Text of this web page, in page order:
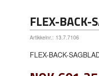
FLEX-BACK-
Artikkelnr.: 13.7.7106
FLEX-BACK-